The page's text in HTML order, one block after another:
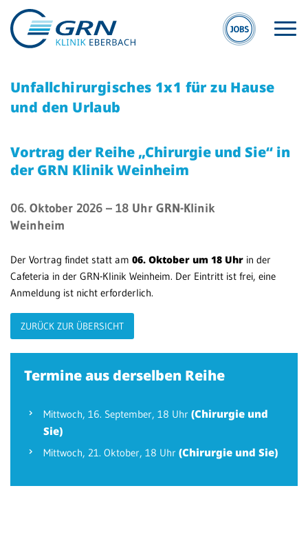
GRN
Medizinische
Medizinische
Themenseiten
Patientenportal
STANDORTE
Unfallchirurgisches 1x1 für zu Hause
und den Urlaub
Vortrag der Reihe „Chirurgie und Sie“ in
der GRN Klinik Weinheim
06. Oktober 2026 – 18 Uhr GRN-Klinik
Weinheim
Der Vortrag findet statt am 06. Oktober um 18 Uhr in der
Cafeteria in der GRN-Klinik Weinheim. Der Eintritt ist frei, eine
Anmeldung ist nicht erforderlich.
ZURÜCK ZUR ÜBERSICHT
Termine aus derselben Reihe
Mittwoch, 16. September, 18 Uhr (Chirurgie und
Sie)
Mittwoch, 21. Oktober, 18 Uhr (Chirurgie und Sie)